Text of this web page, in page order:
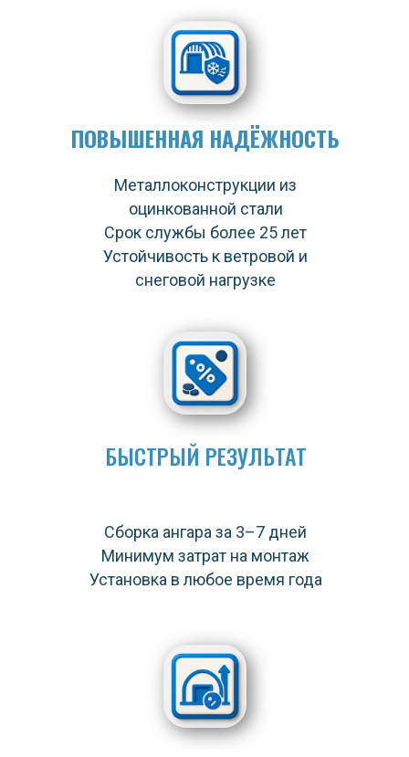
Металлоконструкции из
оцинкованной стали
Срок службы более 25 лет
Устойчивость к ветровой и
снеговой нагрузке
ПОВЫШЕННАЯ НАДЁЖНОСТЬ
БЫСТРЫЙ РЕЗУЛЬТАТ
Сборка ангара за 3–7 дней
Минимум затрат на монтаж
Установка в любое время года